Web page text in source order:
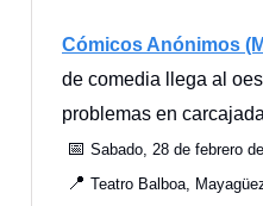
Cómicos Anónimos
de comedia llega al
problemas en
📅 Sabado, 28 de febrero
📍 Teatro Balboa,